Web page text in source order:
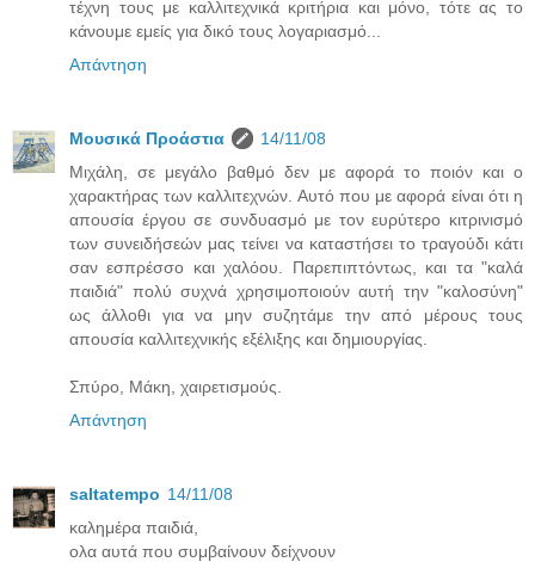
τέχνη τους με καλλιτεχνικά κριτήρια και μόνο, τότε ας το
κάνουμε εμείς για δικό τους λογαριασμό...
Απάντηση
Μουσικά Προάστια
14/11/08
Μιχάλη, σε μεγάλο βαθμό δεν με αφορά το ποιόν και ο
χαρακτήρας των καλλιτεχνών. Αυτό που με αφορά είναι ότι η
απουσία έργου σε συνδυασμό με τον ευρύτερο κιτρινισμό
των συνειδήσεών μας τείνει να καταστήσει το τραγούδι κάτι
σαν εσπρέσσο και χαλόου. Παρεπιπτόντως, και τα "καλά
παιδιά" πολύ συχνά χρησιμοποιούν αυτή την "καλοσύνη"
ως άλλοθι για να μην συζητάμε την από μέρους τους
απουσία καλλιτεχνικής εξέλιξης και δημιουργίας.
Σπύρο, Μάκη, χαιρετισμούς.
Απάντηση
saltatempo 14/11/08
καλημέρα παιδιά,
ολα αυτά που συμβαίνουν δείχνουν